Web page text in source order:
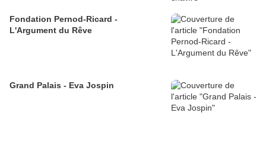
Fondation Pernod-Ricard -
L'Argument du Rêve
Grand Palais - Eva Jospin